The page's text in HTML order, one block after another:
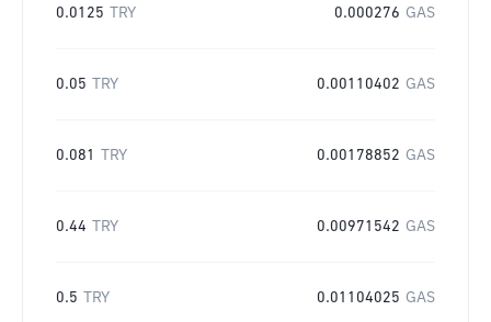
0.0125 TRY 0.000276 GAS
0.05 TRY 0.00110402 GAS
0.081 TRY 0.00178852 GAS
0.44 TRY 0.00971542 GAS
0.5 TRY 0.01104025 GAS